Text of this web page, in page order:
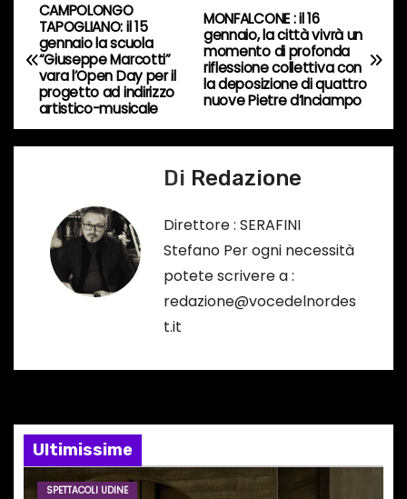
r
s
o
…
N
a
v
i
n
a
MONFALCONE : il 16
gennaio, la città vivrà un
momento di profonda
riflessione collettiva con
la deposizione di quattro
nuove Pietre d’Inciampo
CAMPOLONGO
TAPOGLIANO: il 15
gennaio la scuola
“Giuseppe Marcotti”
vara l’Open Day per il
progetto ad indirizzo
artistico-musicale
Di Redazione
Direttore : SERAFINI
Stefano Per ogni necessità
potete scrivere a :
redazione@vocedelnordes
t.it
Ultimissime
SPETTACOLI UDINE